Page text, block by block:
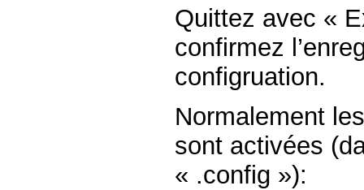
Quittez avec «
confirmez
configruation.
Normalement
sont activées
« .config »):